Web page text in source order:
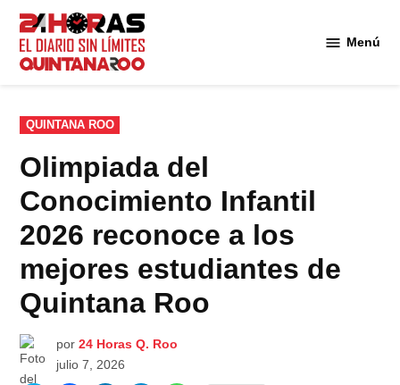
Saltar
contenido
Menú
PUBLICADO
EN
QUINTANA ROO
Olimpiada del
Conocimiento Infantil
2026 reconoce a los
mejores estudiantes de
Quintana Roo
por 24 Horas Q. Roo
julio 7, 2026